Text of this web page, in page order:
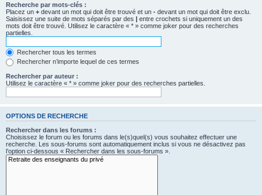
Recherche par mots-clés :
Placez un + devant un mot qui doit être trouvé et un - devant un mot qui doit être exclu.
Saisissez une suite de mots séparés par des | entre crochets si uniquement un des
mots doit être trouvé. Utilisez le caractère « * » comme joker pour des recherches
partielles.
Rechercher tous les termes
Rechercher n’importe lequel de ces termes
Rechercher par auteur :
Utilisez le caractère « * » comme joker pour des recherches partielles.
OPTIONS DE RECHERCHE
Rechercher dans les forums :
Choisissez le forum ou les forums dans le(s)quel(s) vous souhaitez effectuer une
recherche. Les sous-forums sont automatiquement inclus si vous ne désactivez pas
l’option ci-dessous « Rechercher dans les sous-forums ».